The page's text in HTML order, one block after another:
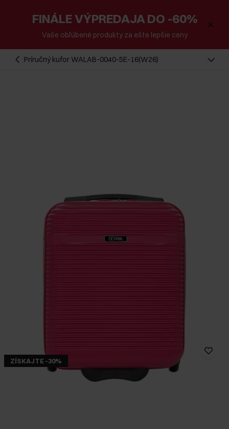
FINÁLE VÝPREDAJA DO -60%
Vaše obľúbené produkty za ešte lepšie ceny
Príručný kufor WALAB-0040-5E-16(W26)
ZÍSKAJTE -30%